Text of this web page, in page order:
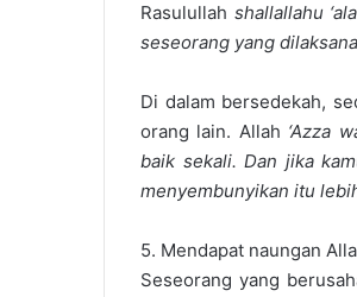
Rasulullah shallallahu
seseorang yang
Di dalam bersedekah,
orang lain. Allah ‘Azza
baik sekali. Dan jika
menyembunyikan itu
5. Mendapat naungan
Seseorang yang